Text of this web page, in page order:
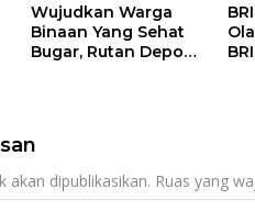
Wujudkan Warga
Binaan Yang Sehat
Bugar, Rutan Depok
akan dipublikasikan. Ruas yang